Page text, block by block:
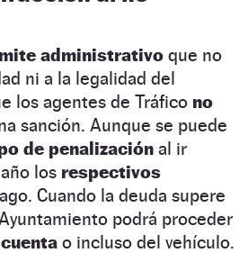
administrativo que no
ni a la legalidad del
los agentes de Tráfico no
sanción. Aunque se puede
de penalización al ir
los respectivos
Cuando la deuda supere
podrá proceder
o incluso del vehículo.